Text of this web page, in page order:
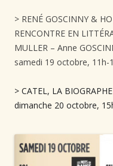
> RENÉ GOSCINNY &
RENCONTRE EN
MULLER – Anne
samedi 19 octobre, 11h-
> CATEL, LA
dimanche 20 octobre,